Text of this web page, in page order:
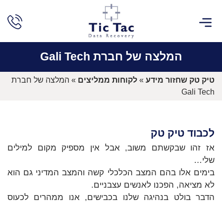
המלצה של חברת Gali Tech
טיק טק שחזור מידע » לקוחות ממליצים » המלצה של חברת
Gali Tech
לכבוד טיק טק
אז זהו שבקשתם משוב, אבל אין מספיק מקום למילים
שלי…
בימים אלו בהם המצב הכלכלי קשה והמצב המדיני גם הוא
לא מציאה, הפכנו לאנשים עצבניים.
הדבר בולט בנהיגה שלנו בכבישים, אנו ממהרים לכעוס